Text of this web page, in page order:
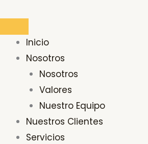
contenido
Inicio
Nosotros
Nosotros
Valores
Nuestro Equipo
Nuestros Clientes
Servicios